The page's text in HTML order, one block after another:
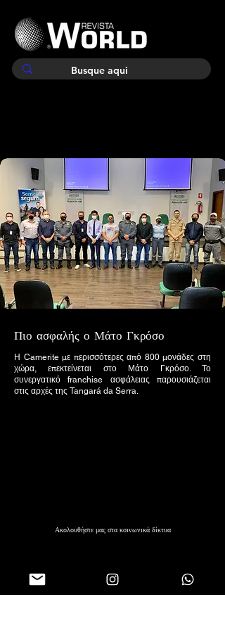
Πιο ασφαλής ο Μάτο Γκρόσο
Η Camerite με περισσότερες από 800 μονάδες στη
χώρα, επεκτείνεται στο Μάτο Γκρόσο. Το
συνεργατικό franchise ασφάλειας παρουσιάζεται
στις αρχές της Tangará da Serra.
Ακολουθήστε μας στα κοινωνικά δίκτυα